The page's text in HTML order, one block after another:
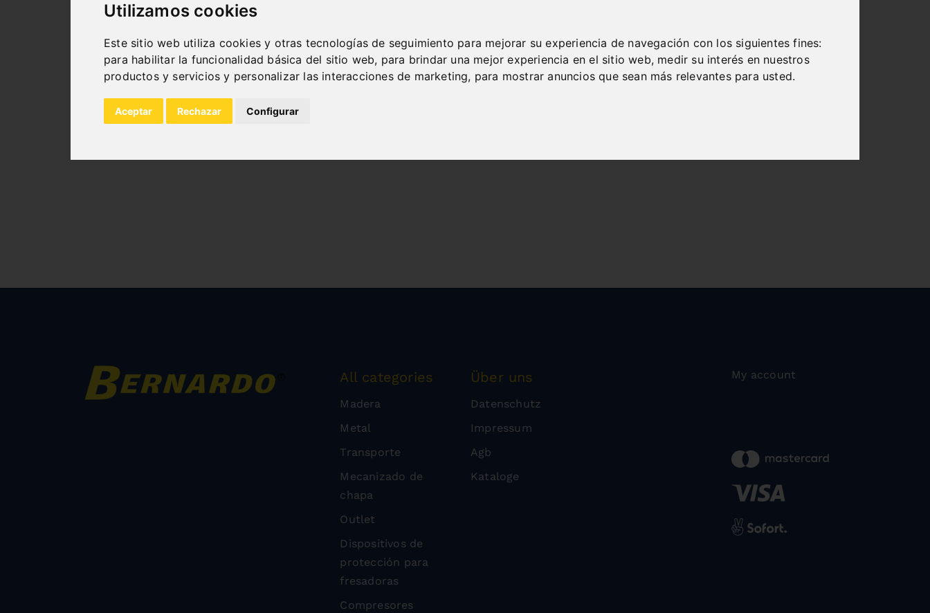
Utilizamos cookies
Este sitio web utiliza cookies y otras tecnologías de seguimiento para mejorar su experiencia de navegación con los siguientes fines:
para habilitar la funcionalidad básica del sitio web, para brindar una mejor experiencia en el sitio web, medir su interés en nuestros
productos y servicios y personalizar las interacciones de marketing, para mostrar anuncios que sean más relevantes para usted.
Aceptar Rechazar Configurar
ACCESORIOS PARA
DOBLADORAS DE
MANDRILES
All categories
Madera
Metal
Transporte
Mecanizado de
chapa
Outlet
Dispositivos de
protección para
fresadoras
Compresores
Über uns
Datenschutz
Impressum
Agb
Kataloge
My account